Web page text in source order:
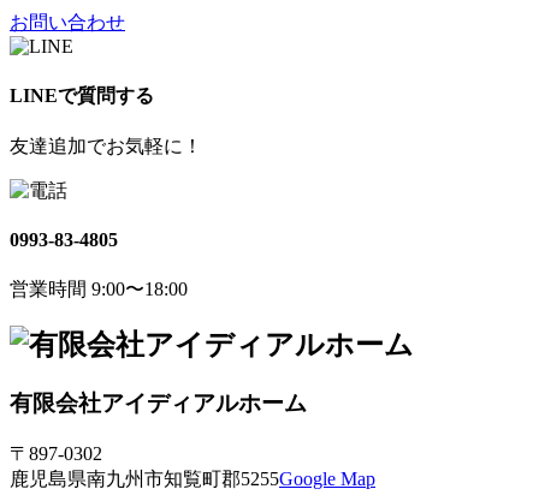
お問い合わせ
LINEで質問する
友達追加でお気軽に！
0993-83-4805
営業時間 9:00〜18:00
有限会社アイディアルホーム
〒897-0302
鹿児島県南九州市知覧町郡5255Google Map